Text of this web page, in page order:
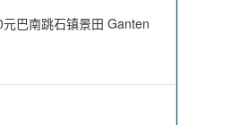
巴南跳石镇景田 Ganten